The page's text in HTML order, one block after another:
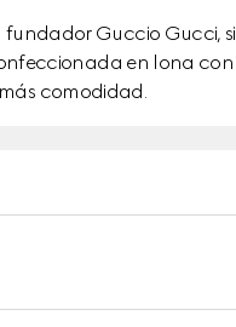
Guccio Gucci,
en lona
comodidad.